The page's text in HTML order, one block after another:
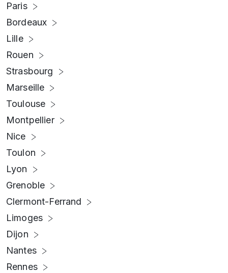
Paris
Bordeaux
Lille
Rouen
Strasbourg
Marseille
Toulouse
Montpellier
Nice
Toulon
Lyon
Grenoble
Clermont-Ferrand
Limoges
Dijon
Nantes
Rennes